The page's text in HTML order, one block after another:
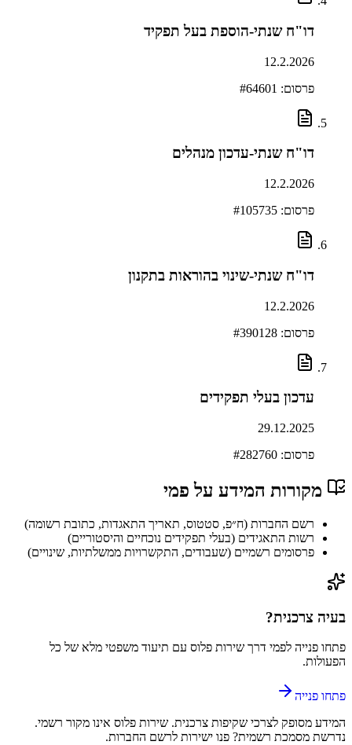
דו"ח שנתי-הוספת בעל תפקיד
12.2.2026
פרסום: # 64601
דו"ח שנתי-עדכון מנהלים
12.2.2026
פרסום: # 105735
דו"ח שנתי-שינוי בהוראות בתקנון
12.2.2026
פרסום: # 390128
עדכון בעלי תפקידים
29.12.2025
פרסום: # 282760
מקורות המידע על פמי
רשם החברות (ח״פ, סטטוס, תאריך התאגדות, כתובת רשומה)
רשות התאגידים (בעלי תפקידים נוכחיים והיסטוריים)
פרסומים רשמיים (שעבודים, התקשרויות ממשלתיות, שינויים)
בעיה צרכנית?
פתחו פנייה לפמי דרך שירות פלוס עם תיעוד משפטי מלא של כל
הפעולות.
פתחו פנייה
המידע מסופק לצרכי שקיפות צרכנית. שירות פלוס אינו מקור רשמי.
נדרשת מסמכת רשמית? פנו ישירות לרשם החברות.